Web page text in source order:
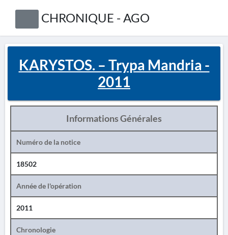
CHRONIQUE - AGO
KARYSTOS. – Trypa Mandria -
2011
Informations Générales
Numéro de la notice
18502
Année de l'opération
2011
Chronologie